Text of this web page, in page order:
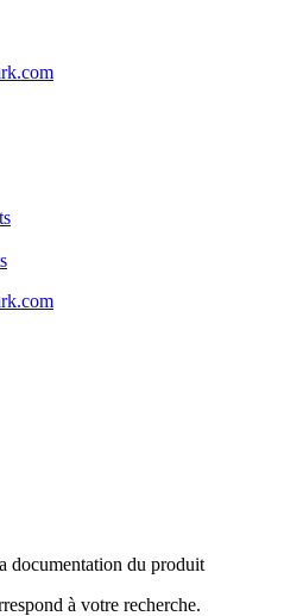
documentation du produit
à votre recherche.